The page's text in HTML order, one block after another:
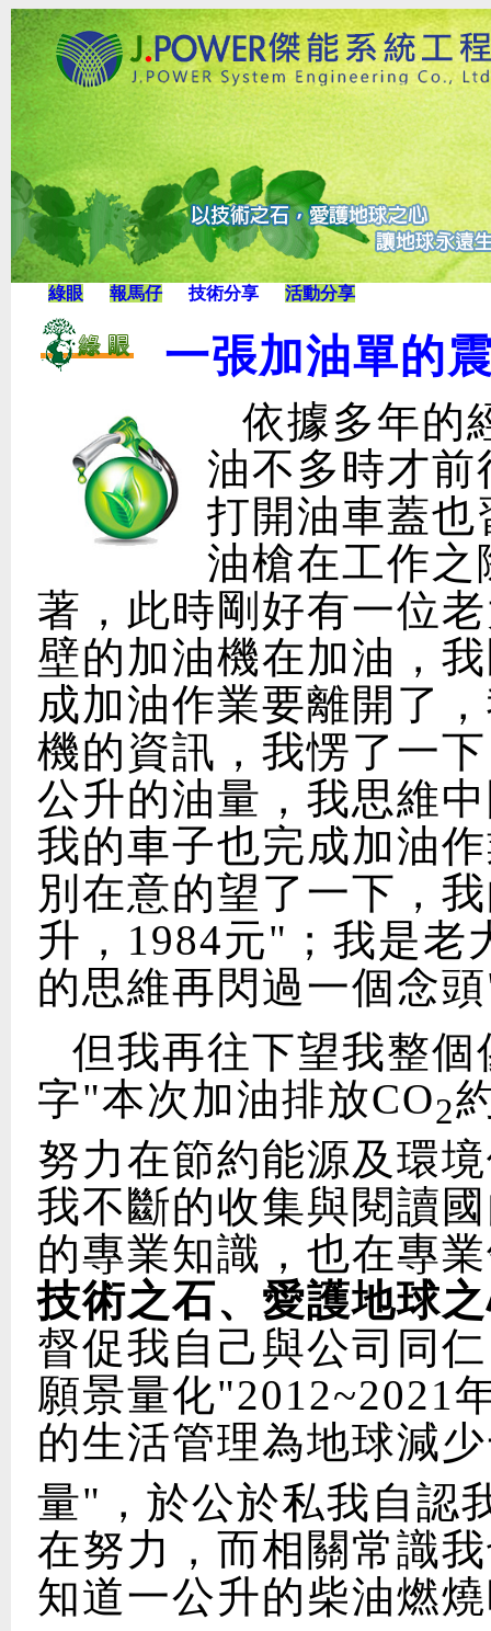
綠眼 報馬仔 技術分享 活動分享
一張加油單的
依據多年的
油不多時才
打開油車蓋
油槍在工作
著，此時剛好有一位
壁的加油機在加油，
成加油作業要離開了
機的資訊，我愣了一
公升的油量，我思維
我的車子也完成加油
別在意的望了一下，
升，1984元"；我是老
的思維再閃過一個念
但我再往下望我整
字"本次加油排放CO2
努力在節約能源及環
我不斷的收集與閱讀
的專業知識，也在專
技術之石、愛護地球
督促我自己與公司同
願景量化"2012~2021
的生活管理為地球減
量"，於公於私我自認
在努力，而相關常識
知道一公升的柴油燃